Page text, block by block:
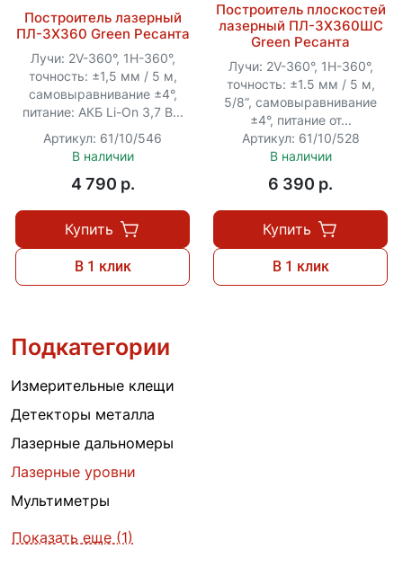
Построитель лазерный
ПЛ-3Х360 Green Ресанта
Лучи: 2V-360°, 1H-360°,
точность: ±1,5 мм / 5 м,
самовыравнивание ±4°,
питание: АКБ Li-On 3,7 В...
Артикул: 61/10/546
В наличии
4 790 p.
Купить
В 1 клик
Построитель плоскостей
лазерный ПЛ-3Х360ШС
Green Ресанта
Лучи: 2V-360°, 1H-360°,
точность: ±1.5 мм / 5 м,
5/8”, самовыравнивание
±4°, питание от...
Артикул: 61/10/528
В наличии
6 390 p.
Купить
В 1 клик
Подкатегории
Измерительные клещи
Детекторы металла
Лазерные дальномеры
Лазерные уровни
Мультиметры
Показать еще (1)